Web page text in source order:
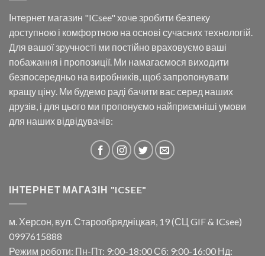
Інтернет магазин "ICsee" хоче зробити безпеку
доступною і комфортною на основі сучасних технологій.
Для вашої зручності ми постійно враховуємо ваші
побажання і пропозиції. Ми намагаємося виходити
безпосередньо на виробників, щоб запропонувати
кращу ціну. Ми будемо раді бачити вас серед наших
друзів, і для цього ми пропонуємо найприємніші умови
для наших відвідувачів:
ІНТЕРНЕТ МАГАЗІН "ICSEE"
м. Херсон, вул. Старообрядніцкая, 19 (СЦ GIF & ICsee)
0997615888
Режим роботи: Пн-Пт: 9:00-18:00 Сб: 9:00-16:00 Нд: